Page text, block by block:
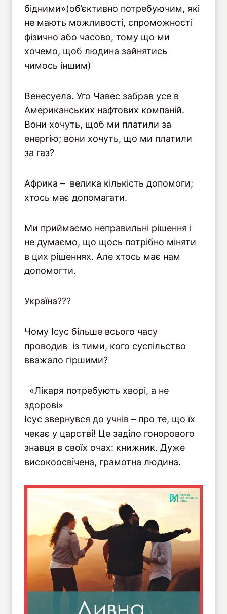
бідними»(об’єктивно потребуючим, які
не мають можливості, спроможності
фізично або часово, тому що ми
хочемо, щоб людина зайнятись
чимось іншим)
Венесуела. Уго Чавес забрав усе в
Американських нафтових компаній.
Вони хочуть, щоб ми платили за
енергію; вони хочуть, що ми платили
за газ?
Африка – велика кількість допомоги;
хтось має допомагати.
Ми приймаємо неправильні рішення і
не думаємо, що щось потрібно міняти
в цих рішеннях. Але хтось має нам
допомогти.
Україна???
Чому Ісус більше всього часу
проводив із тими, кого суспільство
вважало гіршими?
«Лікаря потребують хворі, а не
здорові»
Ісус звернувся до учнів – про те, що їх
чекає у царстві! Це заділо гонорового
знавця в своїх очах: книжник. Дуже
високоосвічена, грамотна людина.